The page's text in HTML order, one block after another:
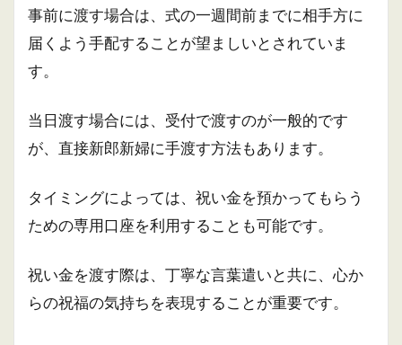
事前に渡す場合は、式の一週間前までに相手方に
届くよう手配することが望ましいとされていま
す。
当日渡す場合には、受付で渡すのが一般的です
が、直接新郎新婦に手渡す方法もあります。
タイミングによっては、祝い金を預かってもらう
ための専用口座を利用することも可能です。
祝い金を渡す際は、丁寧な言葉遣いと共に、心か
らの祝福の気持ちを表現することが重要です。